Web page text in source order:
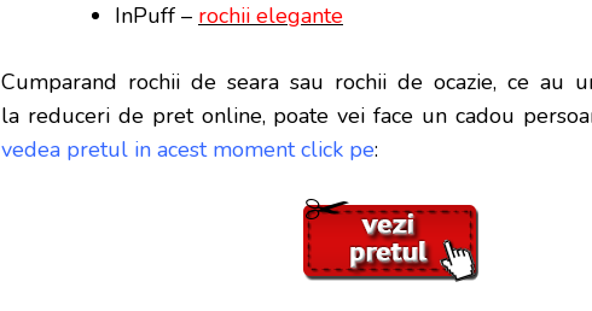
InPuff – rochii elegante
Cumparand rochii de seara sau rochii de ocazie, ce au
la reduceri de pret online, poate vei face un cadou
vedea pretul in acest moment click pe: